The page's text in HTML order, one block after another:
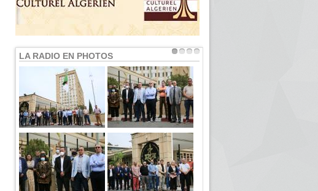
LA RADIO EN PHOTOS